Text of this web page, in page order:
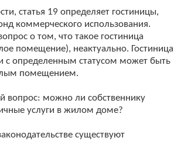
статья 19 определяет гостиницы,
коммерческого использования.
о том, что такое гостиница
помещение), неактуально. Гостиница
с определенным статусом может быть
помещением.
вопрос: можно ли собственнику
услуги в жилом доме?
существуют